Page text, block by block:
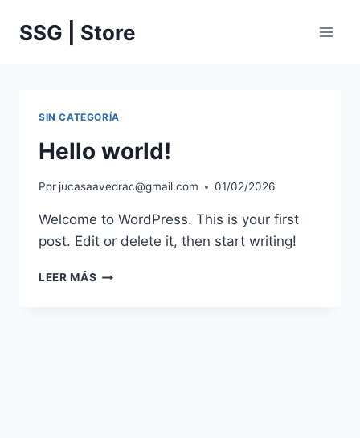
SSG | Store
SIN CATEGORÍA
Hello world!
Por jucasaavedrac@gmail.com 01/02/2026
Welcome to WordPress. This is your first
post. Edit or delete it, then start writing!
LEER MÁS HELLO